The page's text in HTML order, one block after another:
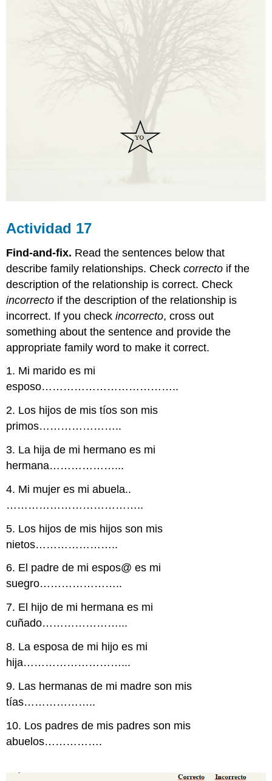
Actividad 17
Find-and-fix. Read the sentences below that
describe family relationships. Checkcorrecto if the
description of the relationship is correct. Check
incorrecto if the description of the relationship is
incorrect. If you checkincorrecto, cross out
something about the sentence and provide the
appropriate family word to make it correct.
1. Mi marido es mi
esposo………………………………..
2. Los hijos de mis tíos son mis
primos…………………..
3. La hija de mi hermano es mi
hermana………………...
4. Mi mujer es mi abuela..
………………………………..
5. Los hijos de mis hijos son mis
nietos…………………..
6. El padre de mi espos@ es mi
suegro…………………..
7. El hijo de mi hermana es mi
cuñado…………………...
8. La esposa de mi hijo es mi
hija………………………...
9. Las hermanas de mi madre son mis
tías………………..
10. Los padres de mis padres son mis
abuelos…………….